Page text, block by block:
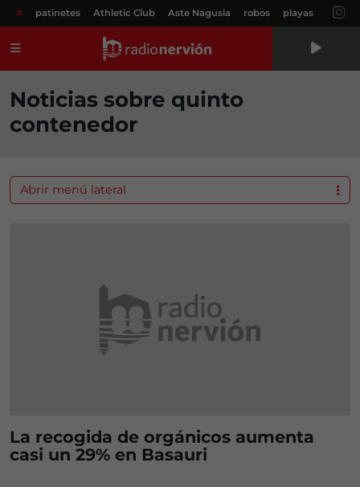
# patinetes Athletic Club Aste Nagusia robos playas
Noticias sobre quinto
contenedor
La recogida de orgánicos aumenta
casi un 29% en Basauri
Abrir menú lateral